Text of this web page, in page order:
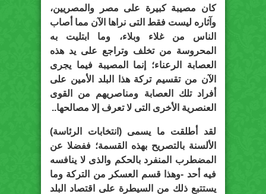
كان مصيبة كبيرة على مصر والمصريين،
وآثاره ليست فقط التى نراها الآن مما أصاب
الناس من غلاء وبلاء، وما ابتليت به
المحروسة من تخلف وتراجع على يد هذه
العصابة الرعناء؛ إنما المصيبة فيما يجرى
الآن من تقسيم تركة هذا البلد الأمين على
أفراد تلك العصابة ومناصريهم من القوى
العنصرية الأخرى التى لا تعرف إلا مصالحها..
لقد أطلقت ما يسمى (انتخابات الرئاسة)
الألسنة بالتصريح بهذه القسمة؛ ففضلا عن
المضطرب المنفرد بالحكم والذى لا ينافسه
فيه أحد -وهذا قسم العسكر من التركة وما
يستتبع ذلك من السيطرة على اقتصاد البلد